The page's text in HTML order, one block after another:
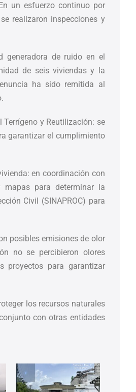
un esfuerzo continuo por
realizaron inspecciones y
generadora de ruido en el
de seis viviendas y la
ha sido remitida al
y Reutilización: se
garantizar el cumplimiento
en coordinación con
para determinar la
Civil (SINAPROC) para
posibles emisiones de olor
no se percibieron olores
proyectos para garantizar
los recursos naturales
con otras entidades